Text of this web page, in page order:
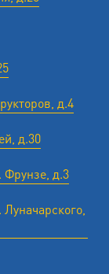
д.4
д.30
д.3